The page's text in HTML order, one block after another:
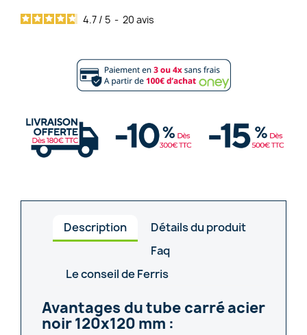
4.7 / 5 - 20 avis
Description
Détails du produit
Faq
Le conseil de Ferris
Avantages du tube carré acier
noir 120x120 mm :